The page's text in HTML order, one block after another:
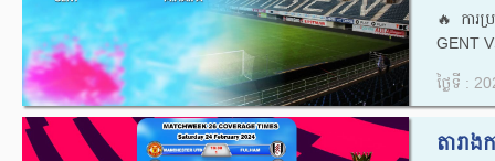
🔥ការ
GENT
ថ្ងៃទី :
តារាង